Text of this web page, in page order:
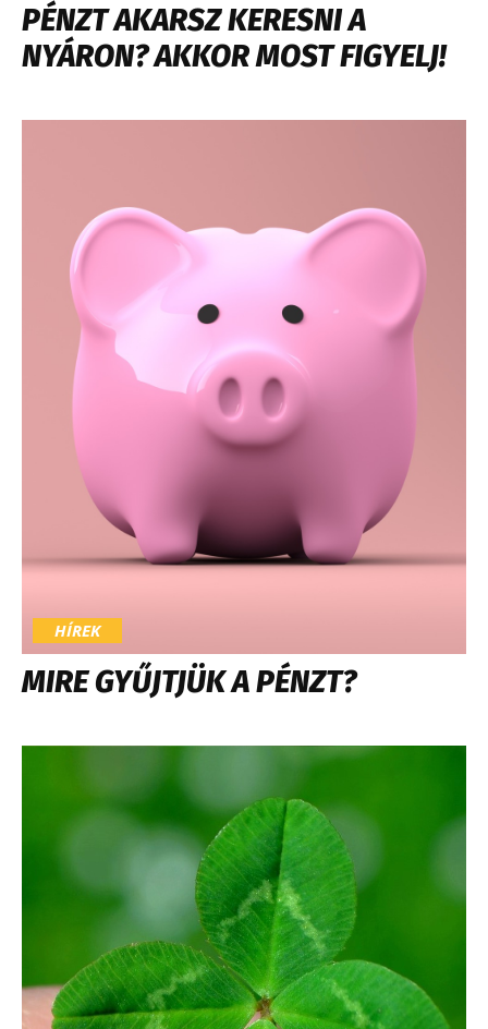
PÉNZT AKARSZ KERESNI A
NYÁRON? AKKOR MOST FIGYELJ!
HÍREK
MIRE GYŰJTJÜK A PÉNZT?